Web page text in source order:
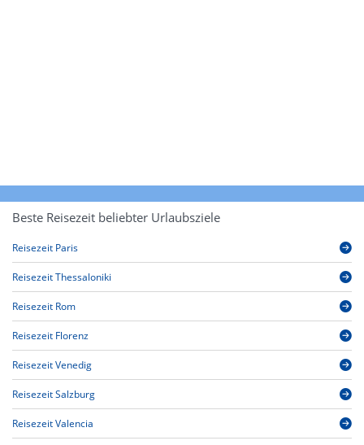
Beste Reisezeit beliebter Urlaubsziele
Reisezeit Paris
Reisezeit Thessaloniki
Reisezeit Rom
Reisezeit Florenz
Reisezeit Venedig
Reisezeit Salzburg
Reisezeit Valencia